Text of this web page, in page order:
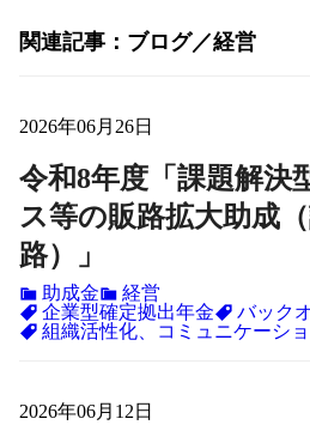
関連記事 ブログ 経営
2026年06月26日
令和8年度「課題解決
ス等の販路拡大助成
路）」
助成金
経営
企業型確定拠出年金
バック
組織活性化、コミュニケーシ
2026年06月12日